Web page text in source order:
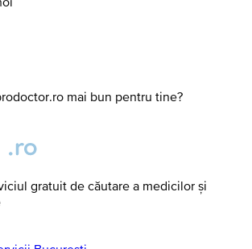
mai bun pentru tine?
gratuit de căutare a medicilor și